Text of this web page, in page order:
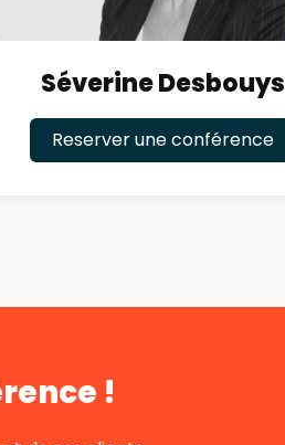
Séverine Desbouys
Reserver une conférence
!